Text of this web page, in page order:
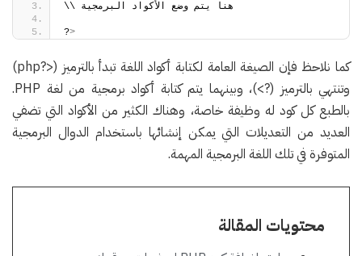
\\ هنا يتم وضع الأكواد البرمجية
?>
كما نلاحظ فإن الصيغة العامة لكتابة أكواد اللغة تبدأ بالترميز (<?php)
وتنتهي بالترميز (?>)، وبينهما يتم كتابة أكواد برمجية من لغة PHP.
بالطبع كل كود له وظيفة خاصة، وهناك الكثير من الأكواد التي تضفي
العديد من التعديلات التي يمكن إنشائها باستخدام الدوال البرمجية
المتوفرة في تلك اللغة البرمجية المهمة.
محتويات المقالة